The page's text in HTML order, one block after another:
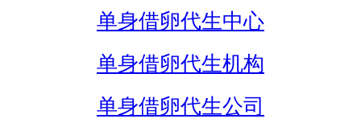
单身借卵代生中心
单身借卵代生机构
单身借卵代生公司